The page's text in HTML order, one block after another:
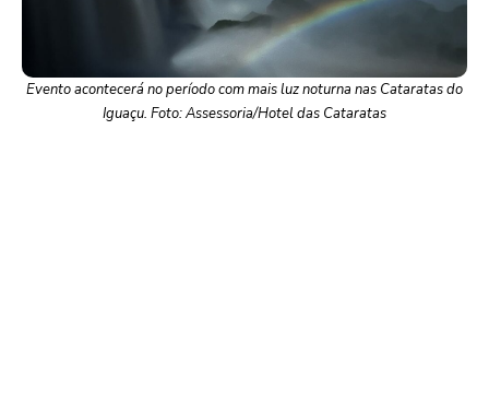
Evento acontecerá no período com mais luz noturna nas Cataratas do
Iguaçu. Foto: Assessoria/Hotel das Cataratas